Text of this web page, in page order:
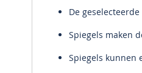
De
Spiegels maken
Spiegels kunnen